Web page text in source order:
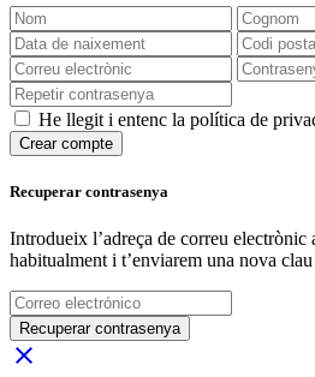
He llegit i entenc la política de
Crear compte
Recuperar contrasenya
Introdueix l’adreça de correu electrònic
habitualment i t’enviarem una nova clau
Recuperar contrasenya
close